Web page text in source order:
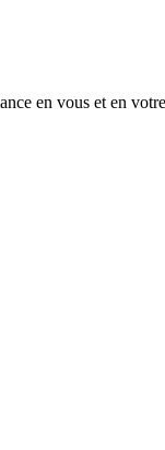
en vous et en